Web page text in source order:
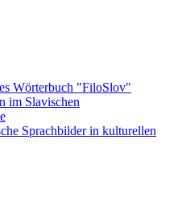
Wörterbuch "FiloSlov"
im Slavischen
Sprachbilder in kulturellen